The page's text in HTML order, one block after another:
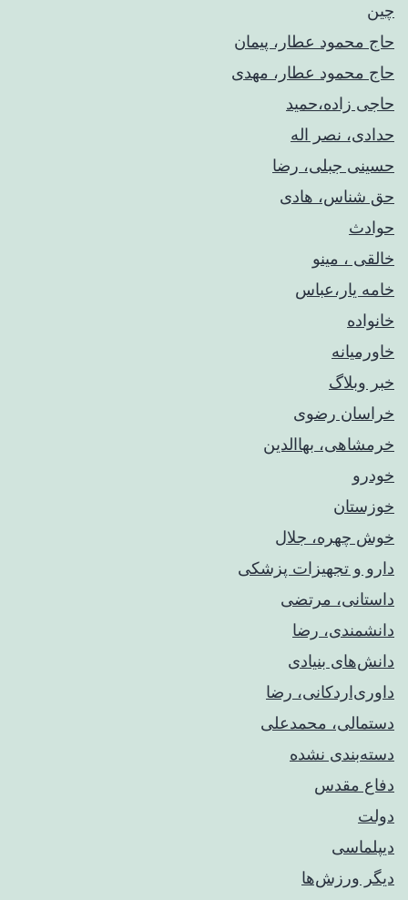
چین
حاج محمود عطار، پیمان
حاج محمود عطار، مهدی
حاجی زاده،حمید
حدادی، نصر اله
حسینی جبلی، رضا
حق شناس، هادی
حوادث
خالقی ، مینو
خامه یار،عباس
خانواده
خاورمیانه
خبر وبلاگ
خراسان رضوی
خرمشاهی، بهاالدین
خودرو
خوزستان
خوش چهره، جلال
دارو و تجهیزات پزشکی
داستانی، مرتضی
دانشمندی، رضا
دانش‌های بنیادی
داوری‌اردکانی، رضا
دستمالی، محمدعلی
دسته‌بندی نشده
دفاع مقدس
دولت
دیپلماسی
دیگر ورزش‌ها